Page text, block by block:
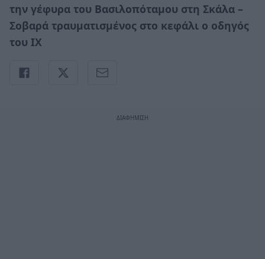
την γέφυρα του Βασιλοπόταμου στη Σκάλα –
Σοβαρά τραυματισμένος στο κεφάλι ο οδηγός
του ΙΧ